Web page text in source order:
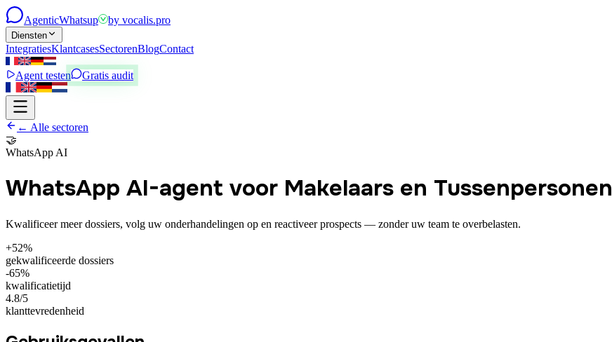
AgenticWhatsup by vocalis.pro
Diensten
IntegratiesKlantcasesSectorenBlogContact
Agent testen Gratis audit
← Alle sectoren
🤝
WhatsApp AI
WhatsApp AI-agent voor Makelaars en Tussenpersonen
Kwalificeer meer dossiers, volg uw onderhandelingen op en reactiveer prospects — zonder uw team te overbelasten.
+52%
gekwalificeerde dossiers
-65%
kwalificatietijd
4.8/5
klanttevredenheid